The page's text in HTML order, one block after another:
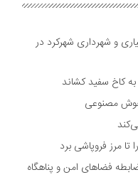
و شهرداری شهرکرد در
کاخ سفید کشاند
هوش مصنوعی
مرز فروپاشی برد
فضا‌های امن و پناهگاه